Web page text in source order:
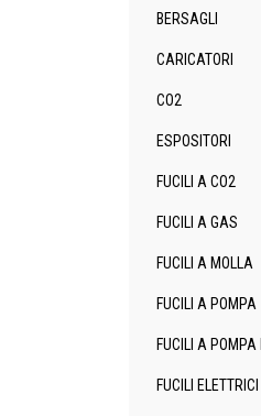
BERSAGLI
CARICATORI
CO2
ESPOSITORI
FUCILI A CO2
FUCILI A GAS
FUCILI A MOLLA
FUCILI A POMPA
FUCILI A POMPA
FUCILI ELETTRICI